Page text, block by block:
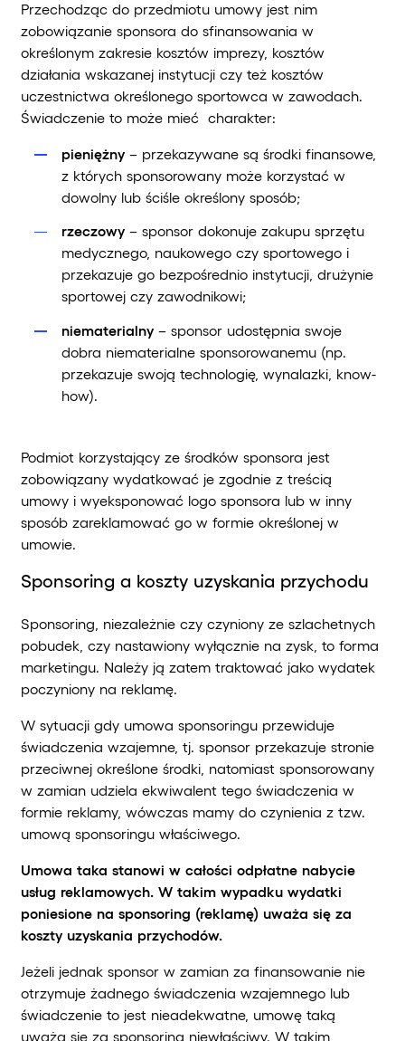
Przechodząc do przedmiotu umowy jest nim
zobowiązanie sponsora do sfinansowania w
określonym zakresie kosztów imprezy, kosztów
działania wskazanej instytucji czy też kosztów
uczestnictwa określonego sportowca w zawodach.
Świadczenie to może mieć charakter:
pieniężny– przekazywane są środki finansowe,
z których sponsorowany może korzystać w
dowolny lub ściśle określony sposób;
rzeczowy– sponsor dokonuje zakupu sprzętu
medycznego, naukowego czy sportowego i
przekazuje go bezpośrednio instytucji, drużynie
sportowej czy zawodnikowi;
niematerialny– sponsor udostępnia swoje
dobra niematerialne sponsorowanemu (np.
przekazuje swoją technologię, wynalazki, know-
how).
Podmiot korzystający ze środków sponsora jest
zobowiązany wydatkować je zgodnie z treścią
umowy i wyeksponować logo sponsora lub w inny
sposób zareklamować go w formie określonej w
umowie.
Sponsoring a koszty uzyskania przychodu
Sponsoring, niezależnie czy czyniony ze szlachetnych
pobudek, czy nastawiony wyłącznie na zysk, to forma
marketingu. Należy ją zatem traktować jako wydatek
poczyniony na reklamę.
W sytuacji gdy umowa sponsoringu przewiduje
świadczenia wzajemne, tj. sponsor przekazuje stronie
przeciwnej określone środki, natomiast sponsorowany
w zamian udziela ekwiwalent tego świadczenia w
formie reklamy, wówczas mamy do czynienia z tzw.
umową sponsoringu właściwego.
Umowa taka stanowi w całości odpłatne nabycie
usług reklamowych. W takim wypadku wydatki
poniesione na sponsoring (reklamę) uważa się za
koszty uzyskania przychodów.
Jeżeli jednak sponsor w zamian za finansowanie nie
otrzymuje żadnego świadczenia wzajemnego lub
świadczenie to jest nieadekwatne, umowę taką
uważa się za sponsoring niewłaściwy. W takim